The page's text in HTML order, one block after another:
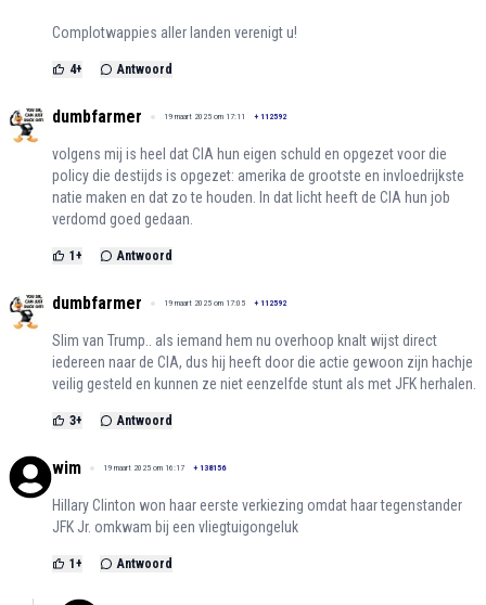
Complotwappies aller landen verenigt u!
4+ Antwoord
dumbfarmer 19 maart 2025 om 17:11 + 112592
volgens mij is heel dat CIA hun eigen schuld en opgezet voor die
policy die destijds is opgezet: amerika de grootste en invloedrijkste
natie maken en dat zo te houden. In dat licht heeft de CIA hun job
verdomd goed gedaan.
1 + Antwoord
dumbfarmer 19 maart 2025 om 17:05 + 112592
Slim van Trump.. als iemand hem nu overhoop knalt wijst direct
iedereen naar de CIA, dus hij heeft door die actie gewoon zijn hachje
veilig gesteld en kunnen ze niet eenzelfde stunt als met JFK herhalen.
3+ Antwoord
wim 19 maart 2025 om 16:17 + 138156
Hillary Clinton won haar eerste verkiezing omdat haar tegenstander
JFK Jr. omkwam bij een vliegtuigongeluk
1 + Antwoord